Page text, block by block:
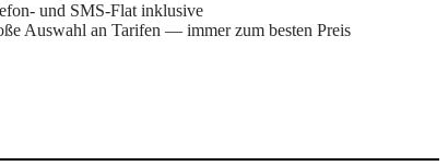
und SMS-Flat inklusive
Auswahl an Tarifen — immer zum besten Preis